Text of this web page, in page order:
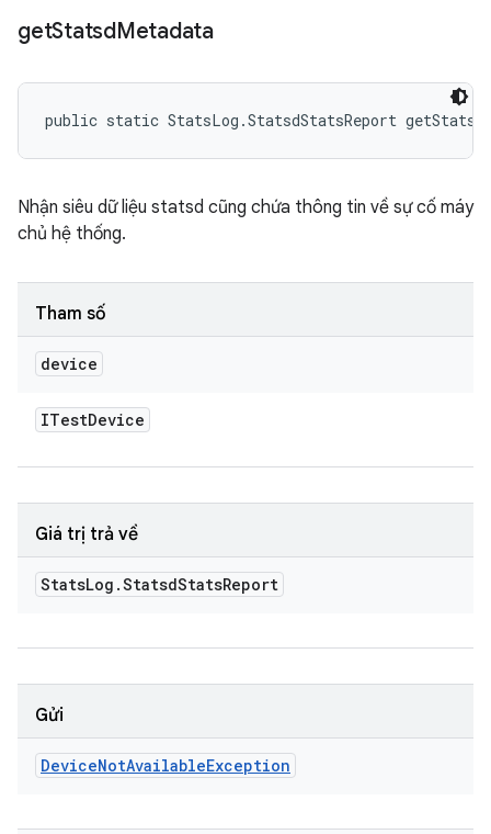
getStatsdMetadata
public static StatsLog.StatsdStatsReport
Nhận siêu dữ liệu statsd cũng chứa thông tin về sự cố máy
chủ hệ thống.
Tham số
device
ITestDevice
Giá trị trả về
StatsLog .StatsdStatsReport
Gửi
DeviceNotAvailableException